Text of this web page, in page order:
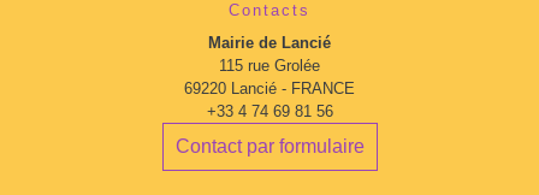
Contacts
Mairie de Lancié
115 rue Grolée
69220 Lancié - FRANCE
+33 4 74 69 81 56
Contact par formulaire